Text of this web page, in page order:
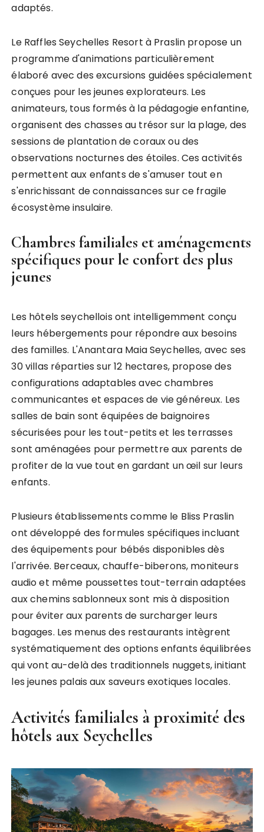
adaptés.
Le Raffles Seychelles Resort à Praslin propose un
programme d'animations particulièrement
élaboré avec des excursions guidées spécialement
conçues pour les jeunes explorateurs. Les
animateurs, tous formés à la pédagogie enfantine,
organisent des chasses au trésor sur la plage, des
sessions de plantation de coraux ou des
observations nocturnes des étoiles. Ces activités
permettent aux enfants de s'amuser tout en
s'enrichissant de connaissances sur ce fragile
écosystème insulaire.
Chambres familiales et aménagements
spécifiques pour le confort des plus
jeunes
Les hôtels seychellois ont intelligemment conçu
leurs hébergements pour répondre aux besoins
des familles. L'Anantara Maia Seychelles, avec ses
30 villas réparties sur 12 hectares, propose des
configurations adaptables avec chambres
communicantes et espaces de vie généreux. Les
salles de bain sont équipées de baignoires
sécurisées pour les tout-petits et les terrasses
sont aménagées pour permettre aux parents de
profiter de la vue tout en gardant un œil sur leurs
enfants.
Plusieurs établissements comme le Bliss Praslin
ont développé des formules spécifiques incluant
des équipements pour bébés disponibles dès
l'arrivée. Berceaux, chauffe-biberons, moniteurs
audio et même poussettes tout-terrain adaptées
aux chemins sablonneux sont mis à disposition
pour éviter aux parents de surcharger leurs
bagages. Les menus des restaurants intègrent
systématiquement des options enfants équilibrées
qui vont au-delà des traditionnels nuggets, initiant
les jeunes palais aux saveurs exotiques locales.
Activités familiales à proximité des
hôtels aux Seychelles